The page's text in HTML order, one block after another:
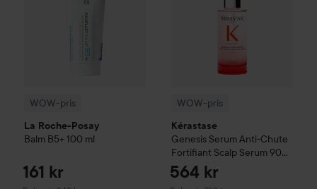
WOW-pris
La Roche-Posay
Balm B5+ 100 ml
161 kr
WOW-pris
Kérastase
Genesis Serum Anti-Chute
Fortifiant Scalp Serum90
ml
564 kr